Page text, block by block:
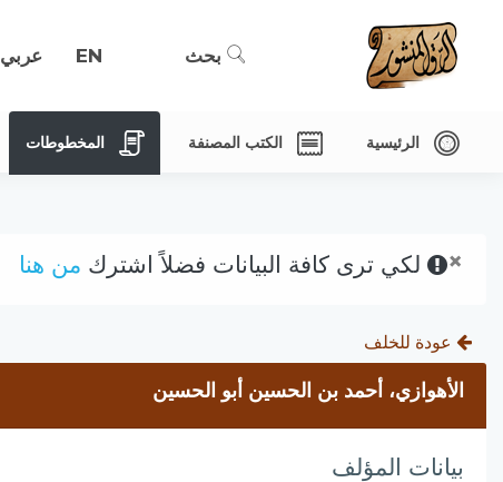
بحث EN عربي
الرئيسية الكتب المصنفة المخطوطات
× لكي ترى كافة البيانات فضلاً اشترك من هنا
عودة للخلف
الأهوازي، أحمد بن الحسين أبو الحسين
بيانات المؤلف